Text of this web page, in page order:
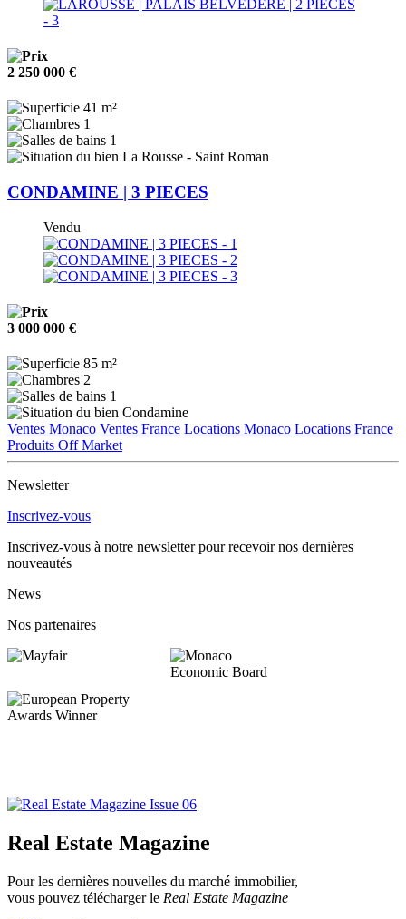
2 250 000 €
41 m²
1
1
La Rousse - Saint Roman
CONDAMINE | 3 PIECES
Vendu
3 000 000 €
85 m²
2
1
Condamine
Ventes Monaco Ventes France Locations Monaco Locations France
Produits Off Market
Newsletter
Inscrivez-vous
Inscrivez-vous à notre newsletter pour recevoir nos dernières
nouveautés
News
Nos partenaires
Real Estate Magazine
Pour les dernières nouvelles du marché immobilier,
vous pouvez télécharger le Real Estate Magazine